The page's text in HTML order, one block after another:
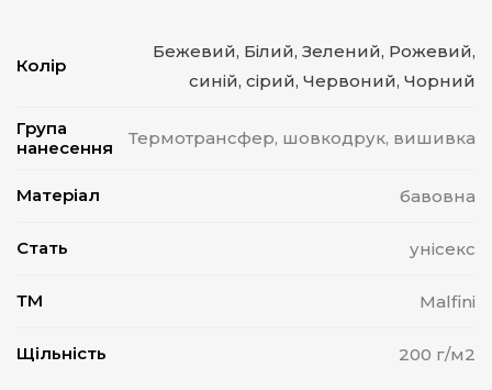
Колір
Бежевий, Білий, Зелений, Рожевий,
синій, сірий, Червоний, Чорний
Група
нанесення
Термотрансфер, шовкодрук, вишивка
Матеріал бавовна
Стать унісекс
ТМ Malfini
Щільність 200 г/м2